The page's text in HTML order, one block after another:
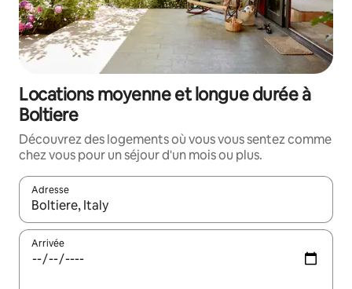
Locations moyenne et longue durée à
Boltiere
Découvrez des logements où vous vous sentez comme
chez vous pour un séjour d'un mois ou plus.
Adresse
Lorsque les résultats s'affichent, utilisez les flèches vers le
Arrivée